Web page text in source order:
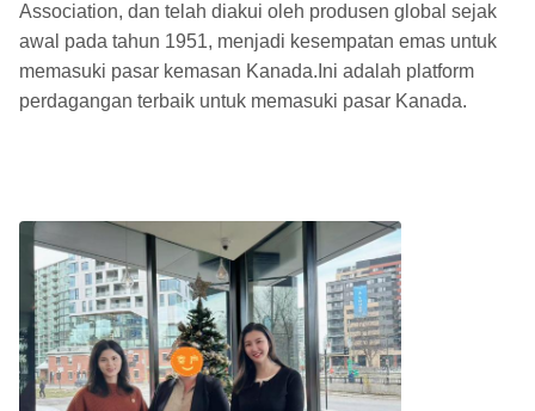
Association, dan telah diakui oleh produsen global sejak
awal pada tahun 1951, menjadi kesempatan emas untuk
memasuki pasar kemasan Kanada.Ini adalah platform
perdagangan terbaik untuk memasuki pasar Kanada.